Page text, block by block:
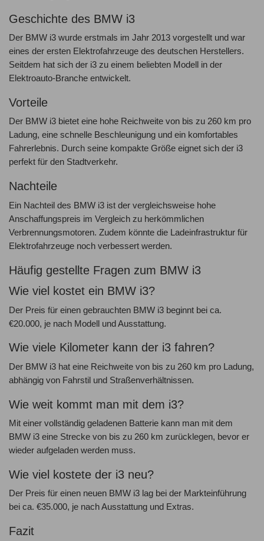
Geschichte des BMW i3
Der BMW i3 wurde erstmals im Jahr 2013 vorgestellt und war
eines der ersten Elektrofahrzeuge des deutschen Herstellers.
Seitdem hat sich der i3 zu einem beliebten Modell in der
Elektroauto-Branche entwickelt.
Vorteile
Der BMW i3 bietet eine hohe Reichweite von bis zu 260 km pro
Ladung, eine schnelle Beschleunigung und ein komfortables
Fahrerlebnis. Durch seine kompakte Größe eignet sich der i3
perfekt für den Stadtverkehr.
Nachteile
Ein Nachteil des BMW i3 ist der vergleichsweise hohe
Anschaffungspreis im Vergleich zu herkömmlichen
Verbrennungsmotoren. Zudem könnte die Ladeinfrastruktur für
Elektrofahrzeuge noch verbessert werden.
Häufig gestellte Fragen zum BMW i3
Wie viel kostet ein BMW i3?
Der Preis für einen gebrauchten BMW i3 beginnt bei ca.
€20.000, je nach Modell und Ausstattung.
Wie viele Kilometer kann der i3 fahren?
Der BMW i3 hat eine Reichweite von bis zu 260 km pro Ladung,
abhängig von Fahrstil und Straßenverhältnissen.
Wie weit kommt man mit dem i3?
Mit einer vollständig geladenen Batterie kann man mit dem
BMW i3 eine Strecke von bis zu 260 km zurücklegen, bevor er
wieder aufgeladen werden muss.
Wie viel kostete der i3 neu?
Der Preis für einen neuen BMW i3 lag bei der Markteinführung
bei ca. €35.000, je nach Ausstattung und Extras.
Fazit